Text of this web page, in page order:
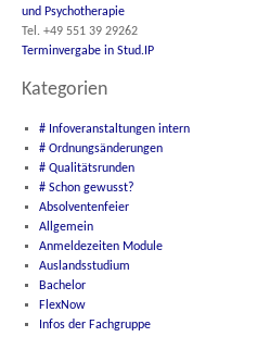
und Psychotherapie
Tel. +49 551 39 29262
Terminvergabe in Stud.IP
Kategorien
# Infoveranstaltungen intern
# Ordnungsänderungen
# Qualitätsrunden
# Schon gewusst?
Absolventenfeier
Allgemein
Anmeldezeiten Module
Auslandsstudium
Bachelor
FlexNow
Infos der Fachgruppe